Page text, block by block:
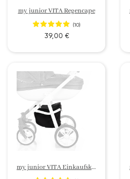
my junior VITA Regencape
(10)
39,00 €
my junior VITA Einkaufskorb